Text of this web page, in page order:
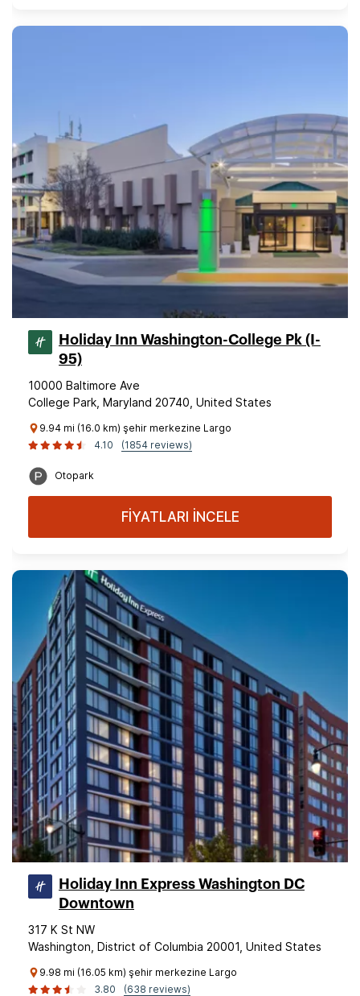
Holiday Inn Washington-College Pk (I-
95)
10000 Baltimore Ave
College Park, Maryland 20740, United States
9.94 mi (16.0 km) şehir merkezine Largo
4.10
(1854 reviews)
Otopark
FİYATLARI İNCELE
Holiday Inn Express Washington DC
Downtown
317 K St NW
Washington, District of Columbia 20001, United States
9.98 mi (16.05 km) şehir merkezine Largo
3.80
(638 reviews)